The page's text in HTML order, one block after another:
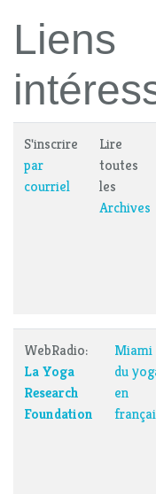
Liens
S'inscrire
par
courriel
Lire
toutes
les
Archives
WebRadio:
La Yoga
Research
Foundation
Miami
du
en